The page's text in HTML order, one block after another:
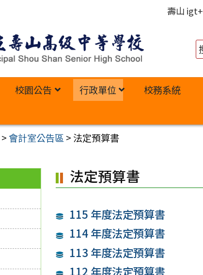
壽山 igt+
校園公告 行政單位 校務系統
>會計室公告區> 法定預算書
法定預算書
115 年度法定預算書
114 年度法定預算書
113 年度法定預算書
112 年度法定預算書